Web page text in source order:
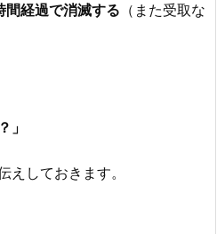
経過で消滅する （また受取な
」
えしておきます。